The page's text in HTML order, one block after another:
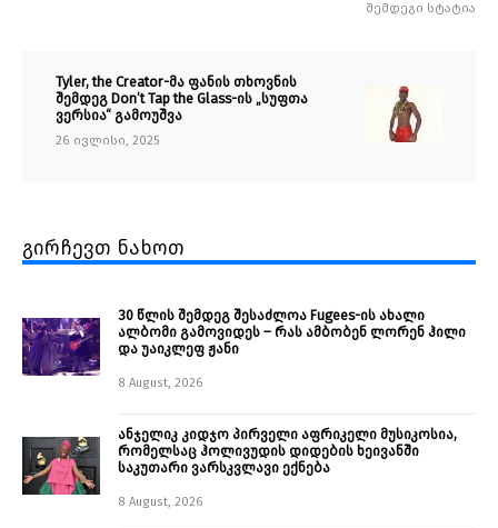
შემდეგი სტატია
Tyler, the Creator-მა ფანის თხოვნის
შემდეგ Don’t Tap the Glass-ის „სუფთა
ვერსია“ გამოუშვა
26 ივლისი, 2025
გირჩევთ ნახოთ
30 წლის შემდეგ შესაძლოა Fugees-ის ახალი
ალბომი გამოვიდეს – რას ამბობენ ლორენ ჰილი
და უაიკლეფ ჟანი
8 August, 2026
ანჯელიკ კიდჯო პირველი აფრიკელი მუსიკოსია,
რომელსაც ჰოლივუდის დიდების ხეივანში
საკუთარი ვარსკვლავი ექნება
8 August, 2026